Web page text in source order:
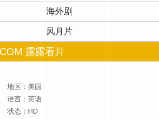
海外剧
风月片
露露看片
地区：美国
语言：英语
状态：HD